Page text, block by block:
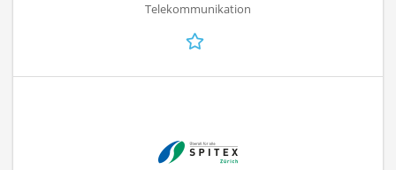
Telekommunikation